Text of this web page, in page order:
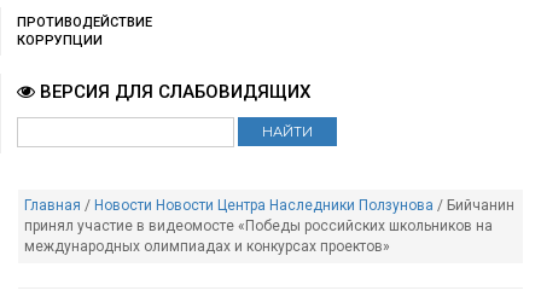
ПРОТИВОДЕЙСТВИЕ
КОРРУПЦИИ
ВЕРСИЯ ДЛЯ СЛАБОВИДЯЩИХ
Главная / Новости Новости Центра Наследники Ползунова / Бийчанин
принял участие в видеомосте «Победы российских школьников на
международных олимпиадах и конкурсах проектов»